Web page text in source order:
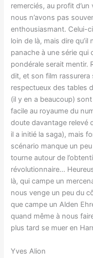
remerciés, au profit
nous n’avons pas
enthousiasmant. Celui-
loin de là, mais dire qu’il
panache à une série qui
pondérale serait mentir.
dit, et son film
respectueux des tables
(il y en a beaucoup)
facile au royaume du
doute davantage relevé
il a initié la saga), mais
scénario manque un
tourne autour de
révolutionnaire…
là, qui campe un
nous venge un peu du
que campe un Alden
quand même à nous
plus tard se muer en
Yves Alion